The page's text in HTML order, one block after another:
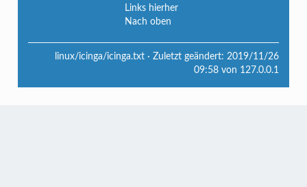
Links hierher
Nach oben
linux/icinga/icinga.txt · Zuletzt geändert: 2019/11/26
09:58 von 127.0.0.1